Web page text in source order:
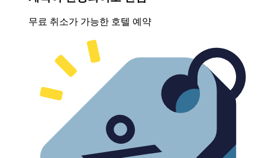
무료 취소가 가능한 호텔 예약